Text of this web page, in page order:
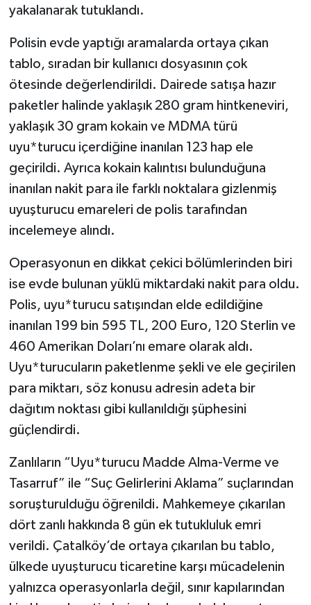
yakalanarak tutuklandı.
Polisin evde yaptığı aramalarda ortaya çıkan
tablo, sıradan bir kullanıcı dosyasının çok
ötesinde değerlendirildi. Dairede satışa hazır
paketler halinde yaklaşık 280 gram hintkeneviri,
yaklaşık 30 gram kokain ve MDMA türü
uyu*turucu içerdiğine inanılan 123 hap ele
geçirildi. Ayrıca kokain kalıntısı bulunduğuna
inanılan nakit para ile farklı noktalara gizlenmiş
uyuşturucu emareleri de polis tarafından
incelemeye alındı.
Operasyonun en dikkat çekici bölümlerinden biri
ise evde bulunan yüklü miktardaki nakit para oldu.
Polis, uyu*turucu satışından elde edildiğine
inanılan 199 bin 595 TL, 200 Euro, 120 Sterlin ve
460 Amerikan Doları’nı emare olarak aldı.
Uyu*turucuların paketlenme şekli ve ele geçirilen
para miktarı, söz konusu adresin adeta bir
dağıtım noktası gibi kullanıldığı şüphesini
güçlendirdi.
Zanlıların “Uyu*turucu Madde Alma-Verme ve
Tasarruf” ile “Suç Gelirlerini Aklama” suçlarından
soruşturulduğu öğrenildi. Mahkemeye çıkarılan
dört zanlı hakkında 8 gün ek tutukluluk emri
verildi. Çatalköy’de ortaya çıkarılan bu tablo,
ülkede uyuşturucu ticaretine karşı mücadelenin
yalnızca operasyonlarla değil, sınır kapılarından